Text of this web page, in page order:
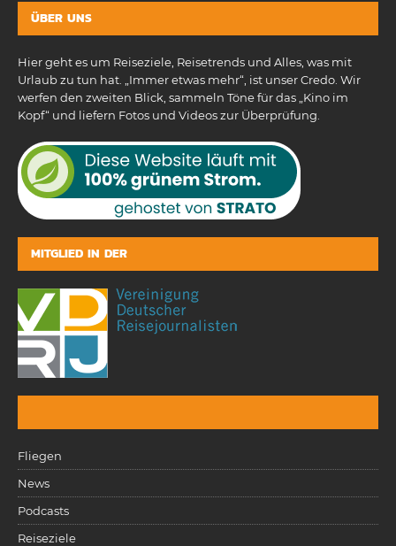
ÜBER UNS
Hier geht es um Reiseziele, Reisetrends und Alles, was mit
Urlaub zu tun hat. „Immer etwas mehr“, ist unser Credo. Wir
werfen den zweiten Blick, sammeln Töne für das „Kino im
Kopf“ und liefern Fotos und Videos zur Überprüfung.
MITGLIED IN DER
Fliegen
News
Podcasts
Reiseziele